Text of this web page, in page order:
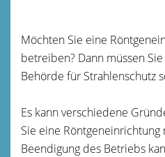
Möchten Sie eine
betreiben? Dann müssen
Behörde für Strahlenschutz
Es kann verschiedene
Sie eine
Beendigung des Betriebs